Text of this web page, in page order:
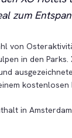
zum
von
in den
in